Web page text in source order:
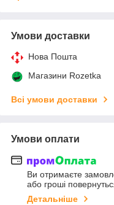
Умови доставки
Нова Пошта
Магазини Rozetka
Всі умови доставки
Умови оплати
Ви отримаєте
або гроші
Детальніше